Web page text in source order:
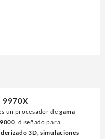
9970X
un procesador degama
, diseñado para
3D, simulaciones